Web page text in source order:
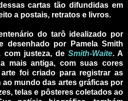
cartas tão difundidas em
a postais, retratos e livros.
do tarô idealizado por
desenhado por Pamela Smith
com justeza, de Smith-Waite. A
mais antiga, com suas cores
foi criado para registrar as
mundo das artes gráficas por
telas e pôsteres coletados ao